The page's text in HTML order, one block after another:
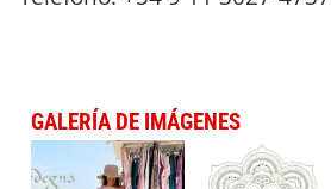
GALERÍA DE IMÁGENES